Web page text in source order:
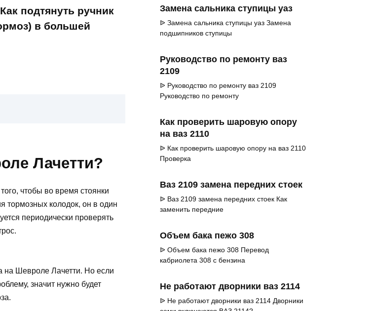
подтянуть ручник
в большей
Лачетти?
чтобы во время стоянки
тормозных колодок, он в один
периодически проверять
на Шевроле Лачетти. Но если
значит нужно будет
Замена сальника ступицы уаз
ᐉ Замена сальника ступицы уаз Замена
подшипников ступицы
Руководство по ремонту ваз
2109
ᐉ Руководство по ремонту ваз 2109
Руководство по ремонту
Как проверить шаровую опору
на ваз 2110
ᐉ Как проверить шаровую опору на ваз 2110
Проверка
Ваз 2109 замена передних стоек
ᐉ Ваз 2109 замена передних стоек Как
заменить передние
Объем бака пежо 308
ᐉ Объем бака пежо 308 Перевод
кабриолета 308 с бензина
Не работают дворники ваз 2114
ᐉ Не работают дворники ваз 2114 Дворники